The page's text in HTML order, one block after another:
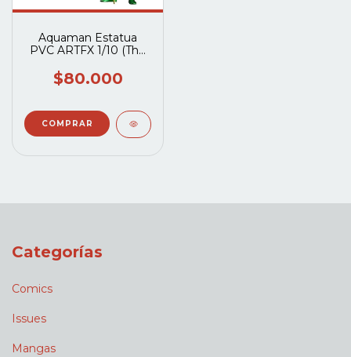
Aquaman Estatua
PVC ARTFX 1/10 (The
$80.000
Categorías
Comics
Issues
Mangas